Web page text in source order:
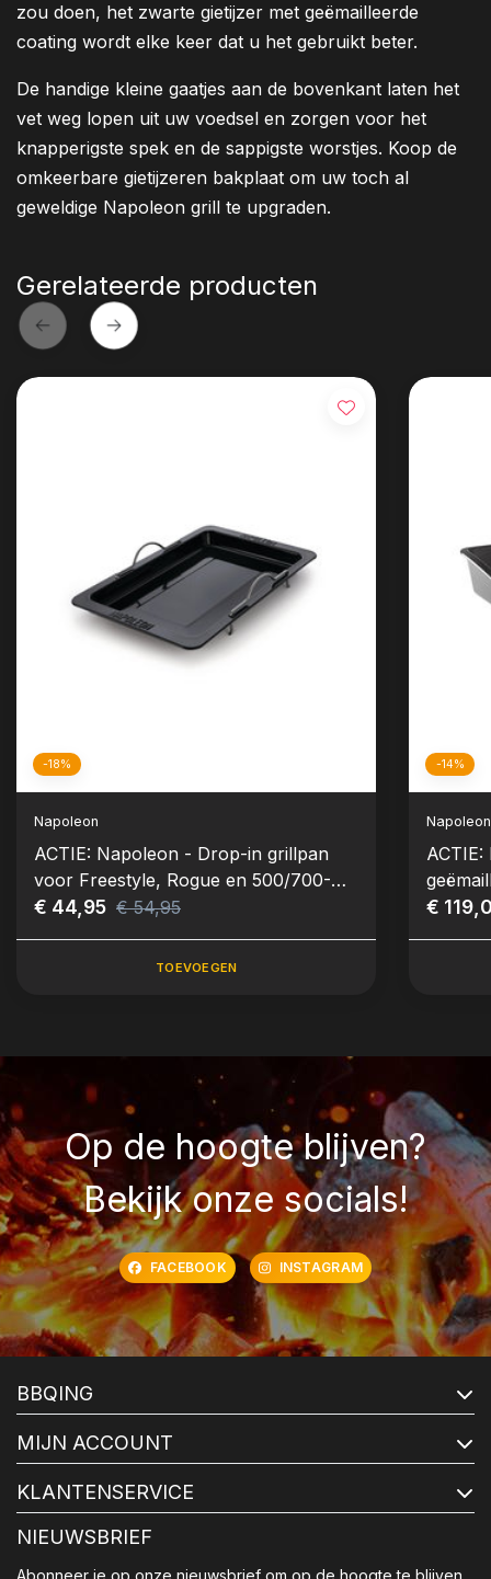
zou doen, het zwarte gietijzer met geëmailleerde
coating wordt elke keer dat u het gebruikt beter.
De handige kleine gaatjes aan de bovenkant laten het
vet weg lopen uit uw voedsel en zorgen voor het
knapperigste spek en de sappigste worstjes. Koop de
omkeerbare gietijzeren bakplaat om uw toch al
geweldige Napoleon grill te upgraden.
Gerelateerde producten
-18%
Napoleon
ACTIE: Napoleon - Drop-in grillpan
voor Freestyle, Rogue en 500/700-
series
€ 44,95 € 54,95
TOEVOEGEN
-14%
Napoleon
€
Op de hoogte blijven?
Bekijk onze socials!
FACEBOOK INSTAGRAM
BBQING
MIJN ACCOUNT
KLANTENSERVICE
NIEUWSBRIEF